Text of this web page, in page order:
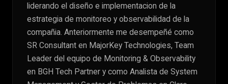
liderando el diseño e implementacion de la
estrategia de monitoreo y observabilidad de la
compañia. Anteriormente me desempeñé como
SR Consultant en MajorKey Technologies, Team
Leader del equipo de Monitoring & Observability
en BGH Tech Partner y como Analista de System